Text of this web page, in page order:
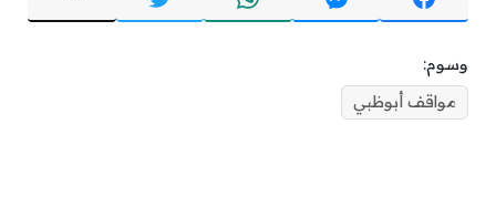
وسوم:
مواقف أبوظبي